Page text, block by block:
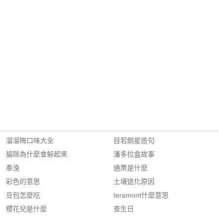
溜溜梅口味大全
貓咪為什麼會躲起來
奉浼
彩色的意思
豆包怎麼吃
櫻花兒是什麼
目若朗星造句
潘多拉盒故事
通票是什麼
土壤退化原因
teramont什麼意思
查生日